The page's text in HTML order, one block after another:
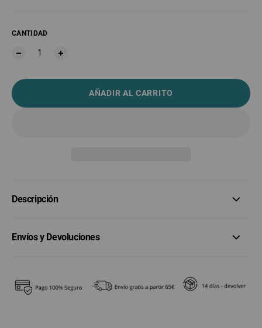
CANTIDAD
AÑADIR AL CARRITO
Descripción
Envíos y Devoluciones